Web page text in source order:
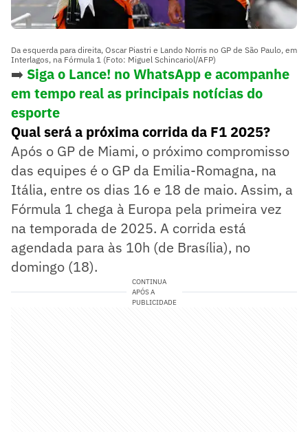
Da esquerda para direita, Oscar Piastri e Lando Norris no GP de São Paulo, em
Interlagos, na Fórmula 1 (Foto: Miguel Schincariol/AFP)
➡️ Siga o Lance! no WhatsApp e acompanhe
em tempo real as principais notícias do
esporte
Qual será a próxima corrida da F1 2025?
Após o GP de Miami, o próximo compromisso
das equipes é o GP da Emilia-Romagna, na
Itália, entre os dias 16 e 18 de maio. Assim, a
Fórmula 1 chega à Europa pela primeira vez
na temporada de 2025. A corrida está
agendada para às 10h (de Brasília), no
domingo (18).
CONTINUA
APÓS A
PUBLICIDADE